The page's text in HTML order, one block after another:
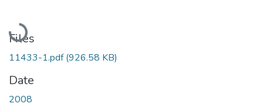
Loading...
Files
11433-1.pdf(926.58 KB)
Date
2008